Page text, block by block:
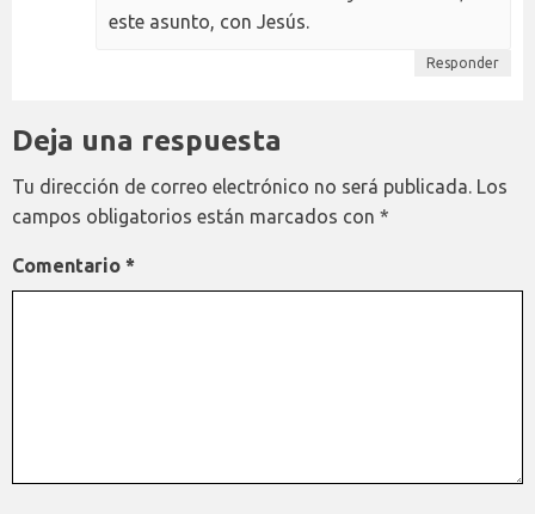
este asunto, con Jesús.
Responder
Deja una respuesta
Tu dirección de correo electrónico no será publicada. Los
campos obligatorios están marcados con *
Comentario *